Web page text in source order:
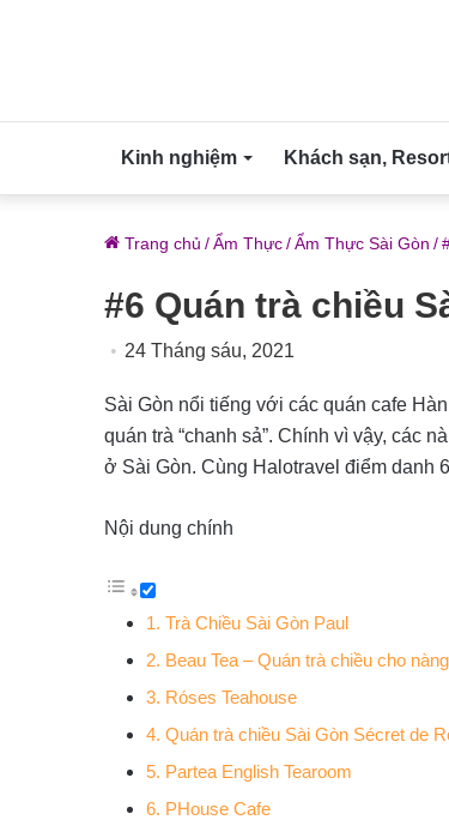
Kinh nghiệm Khách sạn,
Trang chủ /Ẩm Thực/Ẩm Thực Sài Gòn /
#6 Quán trà chiều
24 Tháng sáu, 2021
Sài Gòn nổi tiếng với các quán cafe
quán trà “chanh sả”. Chính vì vậy, các
ở Sài Gòn. Cùng Halotravel điểm danh
Nội dung chính
1. Trà Chiều Sài Gòn Paul
2. Beau Tea – Quán trà chiều cho
3. Róses Teahouse
4. Quán trà chiều Sài Gòn Sécret de
5. Partea English Tearoom
6. PHouse Cafe